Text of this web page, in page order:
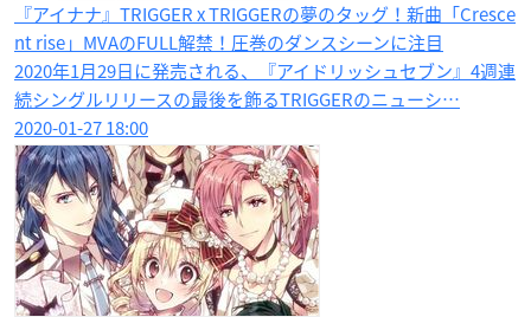
『アイナナ』TRIGGER x TRIGGERの夢のタッグ！新曲「Cresce
nt rise」MVAのFULL解禁！圧巻のダンスシーンに注目
2020年1月29日に発売される、『アイドリッシュセブン』4週連
続シングルリリースの最後を飾るTRIGGERのニューシ…
2020-01-27 18:00